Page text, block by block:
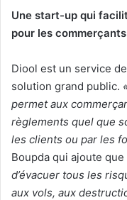
Une start-up qui
pour les commerçants
Diool est un service
solution grand public.
permet aux
règlements quel que
les clients ou par les
Boupda qui ajoute que
d’évacuer tous les
aux vols, aux